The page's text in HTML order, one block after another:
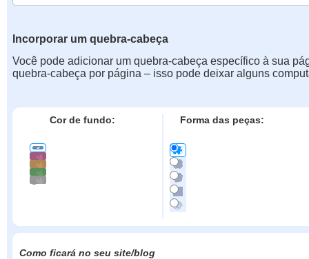
Incorporar um quebra-cabeça
Você pode adicionar um quebra-cabeça específico à sua
quebra-cabeça por página – isso pode deixar alguns
Cor de fundo: Forma das peças:
Como ficará no seu site/blog